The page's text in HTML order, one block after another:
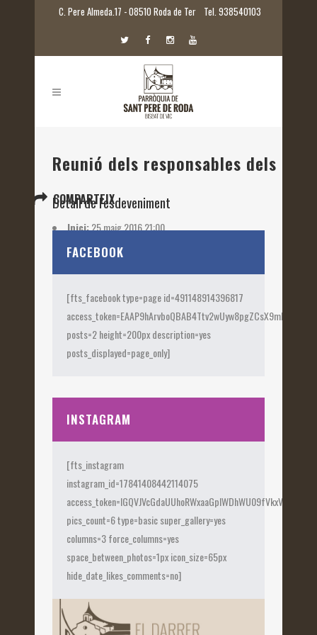
C. Pere Almeda.17 - 08510 Roda de Ter Tel. 938540103
Reunió dels responsables dels
Detall de l'esdeveniment
Inici:25 maig 2016 21:00
Etiquetes:2016
COMPARTEIX
FACEBOOK
[fts_facebook type=page id=491148914396817
posts=2 height=200px description=yes
posts_displayed=page_only]
INSTAGRAM
[fts_instagram
instagram_id=17841408442114075
pics_count=6 type=basic super_gallery=yes
columns=3 force_columns=yes
space_between_photos=1px icon_size=65px
hide_date_likes_comments=no]